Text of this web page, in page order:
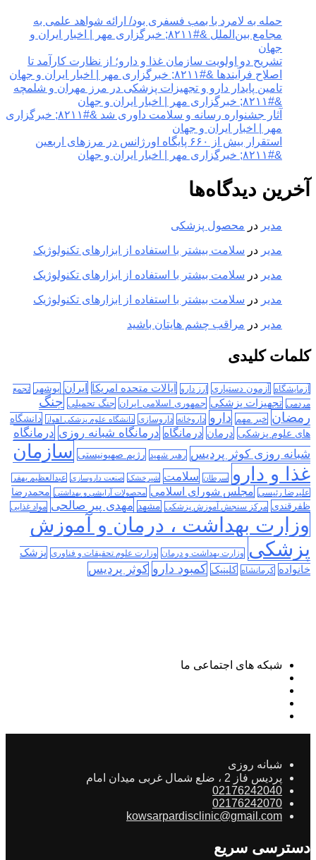
حمله به لامرد با بمب فسفری بود/ ارائه شواهد علمی به
مجامع بین‌الملل &#۸۲۱۱; خبرگزاری مهر | اخبار ایران و
جهان
تشریح دو اولویت سازمان غذا و دارو؛ از نظارت کارآمد تا
اصلاح فرآیندها &#۸۲۱۱; خبرگزاری مهر | اخبار ایران و جهان
تامین پایدار دارو و تجهیزات پزشکی در مرز مهران و شلمچه
&#۸۲۱۱; خبرگزاری مهر | اخبار ایران و جهان
آثار جشنواره رسانه و سلامت داوری شد &#۸۲۱۱; خبرگزاری
مهر | اخبار ایران و جهان
استقرار بیش از ۶۶۰ پایگاه اورژانس در مرزهای اربعین
&#۸۲۱۱; خبرگزاری مهر | اخبار ایران و جهان
آخرین دیدگاه‌ها
مدیر در محصول پزشکی
مدیر در سلامت بیشتر با استفاده از ابزارهای تکنولوژیک
مدیر در سلامت بیشتر با استفاده از ابزارهای تکنولوژیک
مدیر در سلامت بیشتر با استفاده از ابزارهای تکنولوژیک
مدیر در مراقب چشم هایتان باشید
کلمات کلیدی
آزمایشگاه آزمون دستیاری ارز دارو ایالات متحده امریکا ایران بوشهر
تجمع
مردمی تجهیزات پزشکی جمهوری اسلامی ایران جنگ تحمیلی جنگ
رمضان خبر مهم دارو داروخانه داروسازی دانشگاه علوم پزشکی اهواز
دانشگاه
های علوم پزشکی درمان درمانگاه درمانگاه شبانه روزی درمانگاه
شبانه روزی کوثر پردیس رهبر شهید رژیم صهیونیستی سازمان
غذا و دارو
سرطان سلامت شیرخشک صنعت داروسازی عبدالعظیم بهفر
علیرضا رئیسی مجلس شورای اسلامی محصولات آرایشی و بهداشتی محمدرضا
ظفرقندی مرکز سنجش آموزش پزشکی مشهد مهدی پیر صالحی مواد غذایی
وزارت بهداشت ، درمان و آموزش
پزشکی وزارت بهداشت و درمان وزارت علوم تحقیقات و فناوری پزشک
خانواده کرمانشاه کلینیک کمبود دارو کوثر پردیس
شبکه های اجتماعی ما
شبانه روزی
پردیس فاز 2 ، ضلع شمال غربی میدان امام
02176242040
02176242070
kowsarpardisclinic@gmail.com
دسترسی سریع